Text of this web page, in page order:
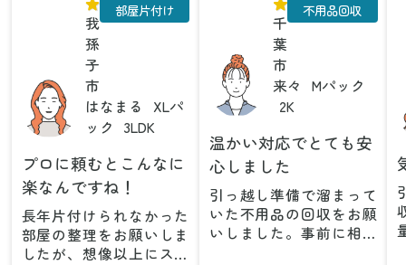
我
孫
子
市
はなまる
XLパ
ック
3LDK
部屋片付け
プロに頼むとこんなに
楽なんですね！
長年片付けられなかった
部屋の整理をお願いしま
したが、想像以上にスム
千
葉
市
来々
Mパック
2K
不用品回収
温かい対応でとても安
心しました
引っ越し準備で溜まって
いた不用品の回収をお願
いしました。事前に相談